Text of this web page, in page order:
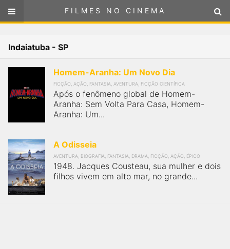
FILMES NO CINEMA
ou selecione sua localização
Indaiatuba - SP
Homem-Aranha: Um Novo Dia
FICÇÃO, AÇÃO, FANTASIA, AVENTURA, FICÇÃO CIENTÍFICA
Após o fenômeno global de Homem-
Aranha: Sem Volta Para Casa, Homem-
Aranha: Um...
A Odisseia
AVENTURA, BIOGRAFIA, FANTASIA, DRAMA, FICÇÃO, AÇÃO, ÉPICO
1948. Jacques Cousteau, sua mulher e dois
filhos vivem em alto mar, no grande...
FILMES NO CINEMA
INDAIATUBA - SP
SELECIONE SUA LOCALIZAÇÃO
FILMES EM CARTAZ
GÊNEROS
NOTÍCIAS